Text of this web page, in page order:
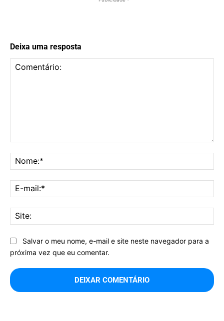
Deixa uma resposta
Salvar o meu nome, e-mail e site neste navegador para a
próxima vez que eu comentar.